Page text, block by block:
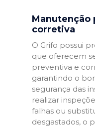
Manutenção
corretiva
O Grifo possui
que oferecem
preventiva e
garantindo o
segurança das
realizar
falhas ou
desgastados, o